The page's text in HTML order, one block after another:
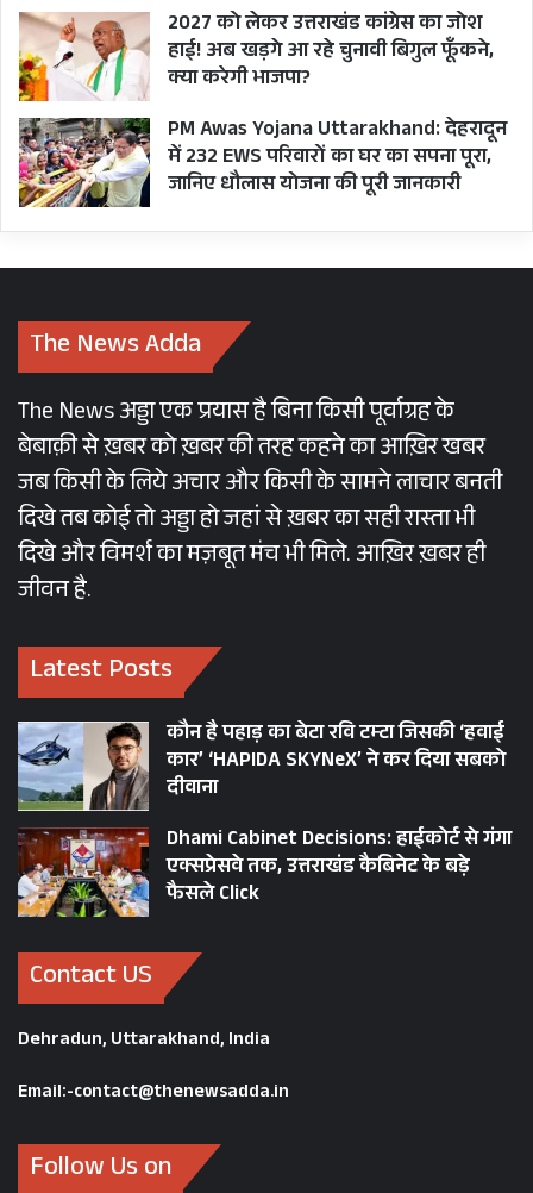
2027 को लेकर उत्तराखंड कांग्रेस का जोश
हाई! अब खड़गे आ रहे चुनावी बिगुल फूँकने,
क्या करेगी भाजपा?
PM Awas Yojana Uttarakhand: देहरादून
में 232 EWS परिवारों का घर का सपना पूरा,
जानिए धौलास योजना की पूरी जानकारी
The News Adda
The News अड्डा एक प्रयास है बिना किसी पूर्वाग्रह के
बेबाक़ी से ख़बर को ख़बर की तरह कहने का आख़िर खबर
जब किसी के लिये अचार और किसी के सामने लाचार बनती
दिखे तब कोई तो अड्डा हो जहां से ख़बर का सही रास्ता भी
दिखे और विमर्श का मज़बूत मंच भी मिले. आख़िर ख़बर ही
जीवन है.
Latest Posts
कौन है पहाड़ का बेटा रवि टम्टा जिसकी ‘हवाई
कार’ ‘HAPIDA SKYNeX’ ने कर दिया सबको
दीवाना
Dhami Cabinet Decisions: हाईकोर्ट से गंगा
एक्सप्रेसवे तक, उत्तराखंड कैबिनेट के बड़े
फैसले Click
Contact US
Dehradun, Uttarakhand, India
Email:-contact@thenewsadda.in
Follow Us on